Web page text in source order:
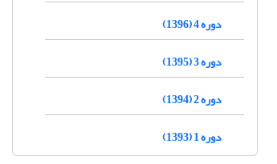
دوره 4 (1396)
دوره 3 (1395)
دوره 2 (1394)
دوره 1 (1393)